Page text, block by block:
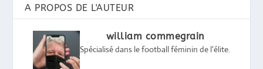
A PROPOS DE L'AUTEUR
william commegrain
Spécialisé dans le football féminin de l'élite.